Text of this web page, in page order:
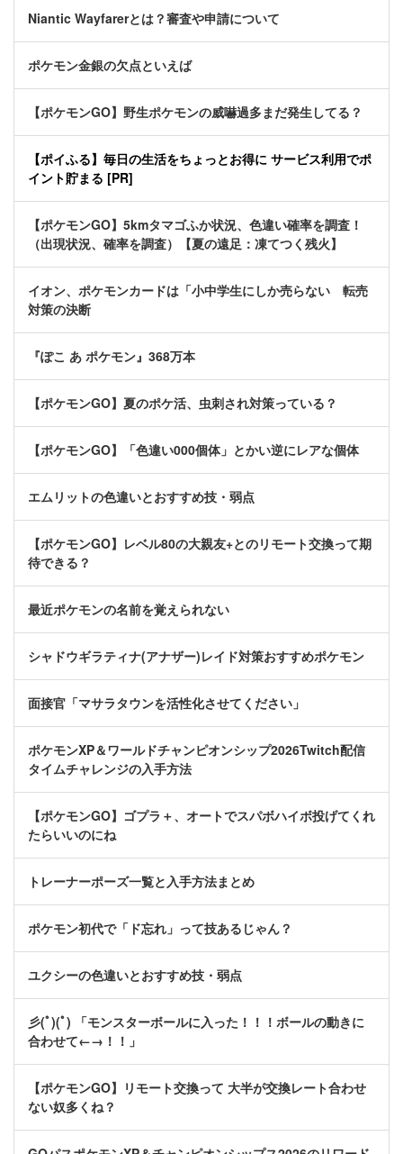
Niantic Wayfarerとは？審査や申請について
ポケモン金銀の欠点といえば
【ポケモンGO】野生ポケモンの威嚇過多まだ発生してる？
【ポイふる】毎日の生活をちょっとお得に サービス利用でポ
イント貯まる [PR]
【ポケモンGO】5kmタマゴふか状況、色違い確率を調査！
（出現状況、確率を調査）【夏の遠足：凍てつく残火】
イオン、ポケモンカードは「小中学生にしか売らない 転売
対策の決断
『ぽこ あ ポケモン』368万本
【ポケモンGO】夏のポケ活、虫刺され対策っている？
【ポケモンGO】「色違い000個体」とかい逆にレアな個体
エムリットの色違いとおすすめ技・弱点
【ポケモンGO】レベル80の大親友+とのリモート交換って期
待できる？
最近ポケモンの名前を覚えられない
シャドウギラティナ(アナザー)レイド対策おすすめポケモン
面接官「マサラタウンを活性化させてください」
ポケモンXP＆ワールドチャンピオンシップ2026Twitch配信
タイムチャレンジの入手方法
【ポケモンGO】ゴプラ＋、オートでスパボハイボ投げてくれ
たらいいのにね
トレーナーポーズ一覧と入手方法まとめ
ポケモン初代で「ド忘れ」って技あるじゃん？
ユクシーの色違いとおすすめ技・弱点
彡(ﾟ)(ﾟ) 「モンスターボールに入った！！！ボールの動きに
合わせて←→！！」
【ポケモンGO】リモート交換って 大半が交換レート合わせ
ない奴多くね？